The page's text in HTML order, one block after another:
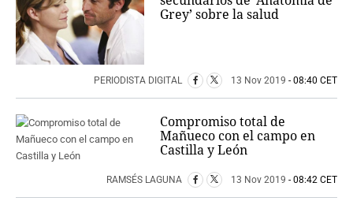
Grey’ sobre la salud
PERIODISTA DIGITAL 13 Nov 2019 - 08:40 CET
Compromiso total de
Mañueco con el campo en
Castilla y León
RAMSÉS LAGUNA 13 Nov 2019 - 08:42 CET